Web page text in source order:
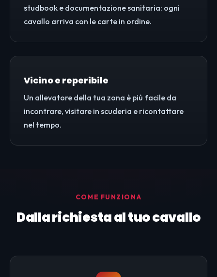
studbook e documentazione sanitaria: ogni
cavallo arriva con le carte in ordine.
Vicino e reperibile
Un allevatore della tua zona è più facile da
incontrare, visitare in scuderia e ricontattare
nel tempo.
COME FUNZIONA
Dalla richiesta al tuo cavallo